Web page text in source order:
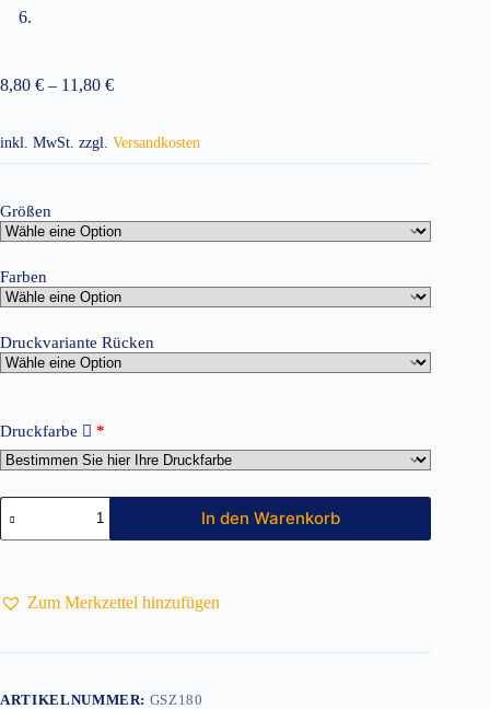
8,80 € – 11,80 €
inkl. MwSt. zzgl. Versandkosten
Größen
Farben
Druckvariante Rücken
Druckfarbe *
Classic
T-
Shirt
Druck
Menge
In den Warenkorb
Zum Merkzettel hinzufügen
ARTIKELNUMMER: GSZ180